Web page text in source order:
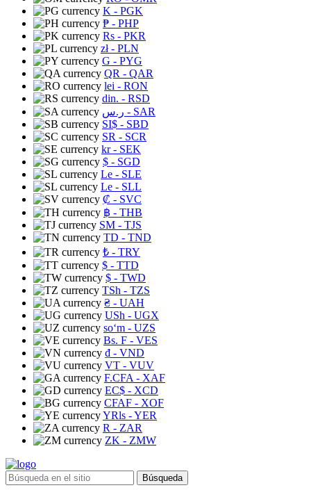
K - PGK
₱ - PHP
Rs - PKR
zł- PLN
G - PYG
QR - QAR
lei - RON
din. - RSD
ر.س - SAR
SI$ - SBD
SR - SCR
kr- SEK
$ - SGD
Le - SLE
Le - SLL
₡ - SVC
฿ - THB
ЅМ - TJS
TD - TND
₺ - TRY
$ - TTD
$ - TWD
TSh - TZS
₴ - UAH
USh - UGX
soʻm - UZS
Bs. F - VES
₫ - VND
VT - VUV
F.CFA - XAF
EC$ - XCD
CFAF - XOF
YRls - YER
R - ZAR
ZK - ZMW
Búsqueda